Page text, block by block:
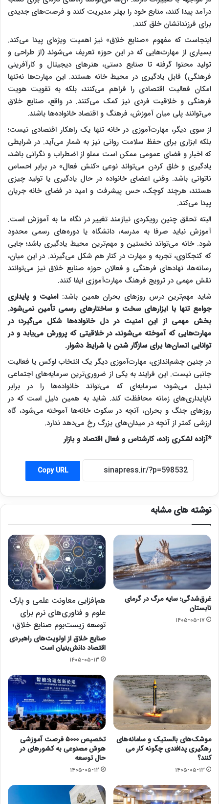
درآمد پیدا کنند، منابع خود را بهتر مدیریت کنند و فرصت‌های جدیدی
برای فرزندانشان خلق کنند.
اینجاست که مفهوم «صنایع خلاق» نیز اهمیت ویژه‌ای پیدا می‌کند.
بسیاری از مهارت‌هایی که در این حوزه تعریف می‌شوند (از طراحی و
تولید محتوا گرفته تا صنایع دستی، هنرهای دیجیتال و کارآفرینی
فرهنگی) قابل یادگیری در محیط خانه هستند. این مهارت‌ها نه‌تنها
امکان فعالیت اقتصادی را فراهم می‌کنند، بلکه به تقویت هویت
فرهنگی و خلاقیت فردی نیز کمک می‌کنند. در واقع، صنایع خلاق
می‌توانند پلی میان آموزش، فرهنگ و اقتصاد خانواده‌ها باشند.
از سوی دیگر، مهارت‌آموزی در خانه تنها یک راهکار اقتصادی نیست؛
بلکه ابزاری برای حفظ سلامت روانی نیز به شمار می‌آید. در شرایطی
که اخبار و فضای عمومی ممکن است مملو از اضطراب و نگرانی باشد،
یادگیری و خلق کردن می‌تواند نوعی «کنش فعال» در برابر احساس
ناتوانی باشد. وقتی اعضای خانواده در حال یادگیری یا تولید چیزی
هستند، هرچند کوچک، حس پیشرفت و امید در فضای خانه جریان
پیدا می‌کند.
البته تحقق چنین رویکردی نیازمند تغییر در نگاه ما به آموزش است.
آموزش نباید صرفا به مدرسه، دانشگاه یا دوره‌های رسمی محدود
شود. خانه می‌تواند نخستین و مهم‌ترین محیط یادگیری باشد؛ جایی
که کنجکاوی، تجربه و مهارت در کنار هم شکل می‌گیرند. در این میان،
رسانه‌ها، نهادهای فرهنگی و فعالان حوزه صنایع خلاق نیز می‌توانند
نقش مهمی در ترویج فرهنگ مهارت‌آموزی ایفا کنند.
شاید مهم‌ترین درس روزهای بحران همین باشد:امنیت و پایداری
جوامع تنها با ابزارهای سخت و ساختارهای رسمی تأمین نمی‌شود.
بخش مهمی از این امنیت در دل خانواده‌ها شکل می‌گیرد؛ در
مهارت‌هایی که آموخته می‌شوند، در خلاقیتی که پرورش می‌یابد و در
توانایی انسان‌ها برای سازگار شدن با شرایط دشوار.
در چنین چشم‌اندازی، مهارت‌آموزی دیگر یک انتخاب لوکس یا فعالیت
جانبی نیست. این فرایند به یکی از ضروری‌ترین سرمایه‌های اجتماعی
تبدیل می‌شود؛ سرمایه‌ای که می‌تواند خانواده‌ها را در برابر
ناپایداری‌های زمانه محافظت کند. شاید به همین دلیل است که در
روزهای جنگ و بحران، آنچه در سکوت خانه‌ها آموخته می‌شود، گاه
ارزشی کمتر از آنچه در میدان‌های بزرگ رخ می‌دهد ندارد.
*آزاده لشکری زاده، کارشناس و فعال اقتصاد و بازار
Copy URL
نوشته های مشابه
غرق‌شدگی؛ سایه مرگ در گرمای
تابستان
۱۴۰۵-۰۵-۱۷
هم‌افزایی معاونت علمی و پارک
علوم و فناوری‌های نرم برای
توسعه زیست‌بوم صنایع خلاق؛
صنایع خلاق از اولویت‌های راهبردی
اقتصاد دانش‌بنیان است
۱۴۰۵-۰۵-۱۳
موشک‌های بالستیک و سامانه‌های
رهگیری پدافندی چگونه کار می
کنند؟
۱۴۰۵-۰۵-۱۳
تخصیص ۵۰۰۰ فرصت آموزشی
هوش مصنوعی به کشورهای در
حال توسعه
۱۴۰۵-۰۵-۱۲